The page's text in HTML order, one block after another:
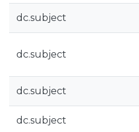
dc.subject
dc.subject
dc.subject
dc.subject